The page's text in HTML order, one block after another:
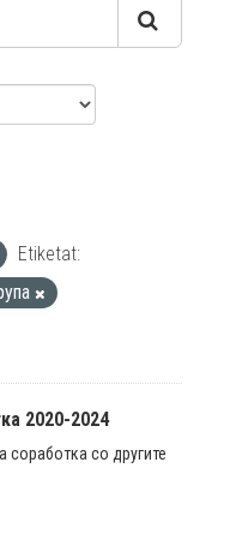
Etiketat:
2020-2024
соработка со другите